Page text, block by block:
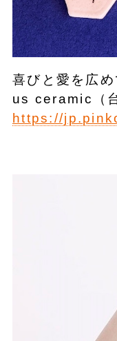
喜びと愛を広
us ceramic（
https://